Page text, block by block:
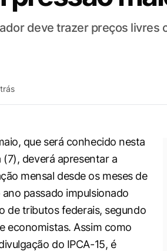
deve trazer preços
que será conhecido nesta
deverá apresentar a
mensal desde os meses de
passado impulsionado
de tributos federais, segundo
economistas. Assim como
do IPCA-15, é